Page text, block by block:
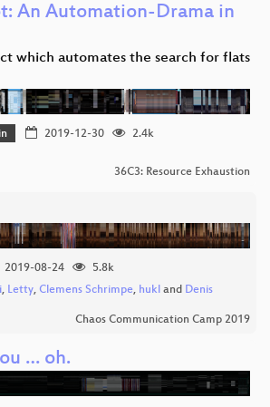
An Automation-Drama in
which automates the search for flats
2019-12-30
2.4k
36C3: Resource Exhaustion
2019-08-24
5.8k
, Letty, Clemens Schrimpe, hukl and Denis
Chaos Communication Camp 2019
… oh.